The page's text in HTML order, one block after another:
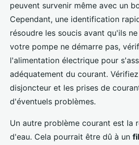
peuvent survenir même avec un
Cependant, une identification
résoudre les soucis avant qu'ils
votre pompe ne démarre pas,
l'alimentation électrique pour
adéquatement du courant.
disjoncteur et les prises de
d'éventuels problèmes.
Un autre problème courant est la
d'eau. Cela pourrait être dû à un